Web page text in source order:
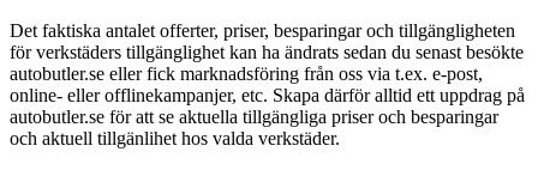
Det faktiska antalet offerter, priser, besparingar och tillgängligheten
för verkstäders tillgänglighet kan ha ändrats sedan du senast besökte
autobutler.se eller fick marknadsföring från oss via t.ex. e-post,
online- eller offlinekampanjer, etc. Skapa därför alltid ett uppdrag på
autobutler.se för att se aktuella tillgängliga priser och besparingar
och aktuell tillgänlihet hos valda verkstäder.